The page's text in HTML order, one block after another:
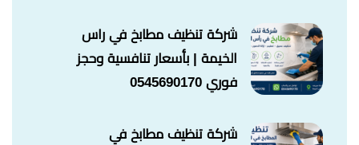
شركة تنظيف مطابخ في راس
الخيمة | بأسعار تنافسية وحجز
فوري 0545690170
شركة تنظيف مطابخ في